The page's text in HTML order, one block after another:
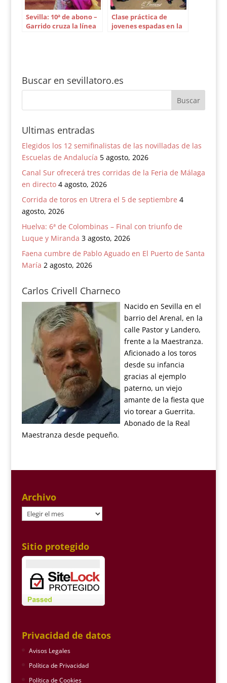
Sevilla: 10ª de abono –
Garrido cruza la línea
Clase práctica de
jovenes espadas en la
Buscar en sevillatoro.es
Ultimas entradas
Elegidos los 12 semifinalistas de las novilladas de las
Escuelas de Andalucía 5 agosto, 2026
Canal Sur ofrecerá tres corridas de la Feria de Málaga
en directo 4 agosto, 2026
Corrida de toros en Utrera el 5 de septiembre 4
agosto, 2026
Huelva: 6ª de Colombinas – Final con triunfo de
Luque y Miranda 3 agosto, 2026
Faena cumbre de Pablo Aguado en El Puerto de Santa
María 2 agosto, 2026
Carlos Crivell Charneco
Nacido en Sevilla en el
barrio del Arenal, en la
calle Pastor y Landero,
frente a la Maestranza.
Aficionado a los toros
desde su infancia
gracias al ejemplo
paterno, un viejo
amante de la fiesta que
vio torear a Guerrita.
Abonado de la Real
Maestranza desde pequeño.
Archivo
Archivo
Sitio protegido
Privacidad de datos
Avisos Legales
Política de Privacidad
Política de Cookies